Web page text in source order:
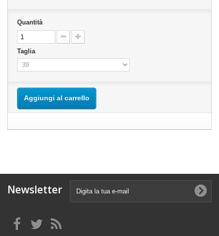
Quantità
Taglia
Aggiungi al carrello
Newsletter